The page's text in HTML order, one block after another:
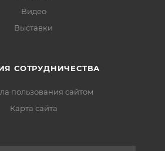
Видео
Выставки
СОТРУДНИЧЕСТВА
пользования сайтом
Карта сайта